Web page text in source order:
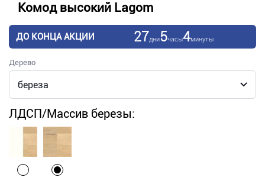
Комод высокий Lagom
ДО КОНЦА АКЦИИ 27дни5часы4минуты
Дерево
ЛДСП/Массив березы: